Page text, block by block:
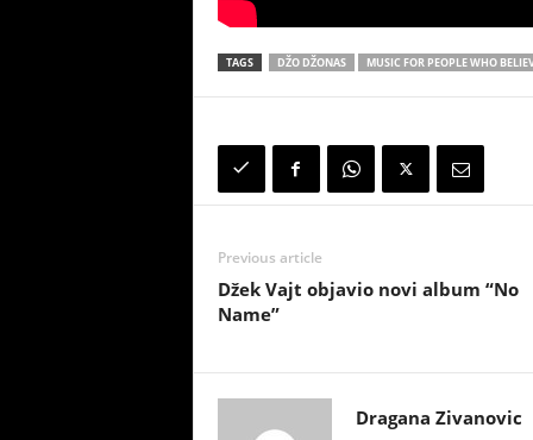
TAGS DŽO DŽONAS MUSIC FOR PEOPLE WHO
Previous article
Džek Vajt objavio novi album “No
Name”
Dragana Zivanovic